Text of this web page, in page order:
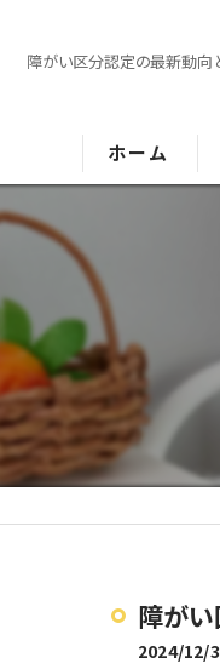
障がい区分認定の最新動向
ホーム
障が
2024/12/